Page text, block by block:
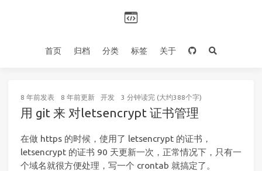
首页 归档 分类 标签 关于
8 年前发表 8 年前更新 开发 3 分钟读完 (大约388个字)
用 git 来 对letsencrypt 证书管理
在做 https 的时候，使用了 letsencrypt 的证书，
letsencrypt 的证书 90 天更新一次，正常情况下，只有一
个域名就很方便处理，写一个 crontab 就搞定了。